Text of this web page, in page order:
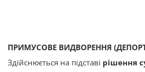
ПРИМУСОВЕ ВИДВОРЕННЯ
Здійснюється на підставі рішення